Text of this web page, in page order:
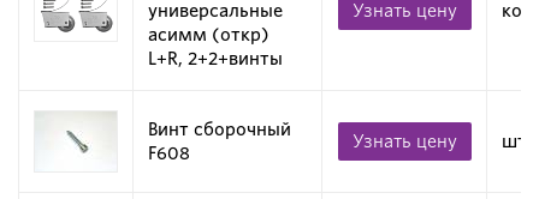
универсальные
асимм (откр)
L+R, 2+2+винты
Узнать цену
Винт сборочный
F608
Узнать цену шт